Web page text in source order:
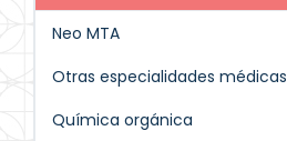
Neo MTA
Otras especialidades médicas
Química orgánica